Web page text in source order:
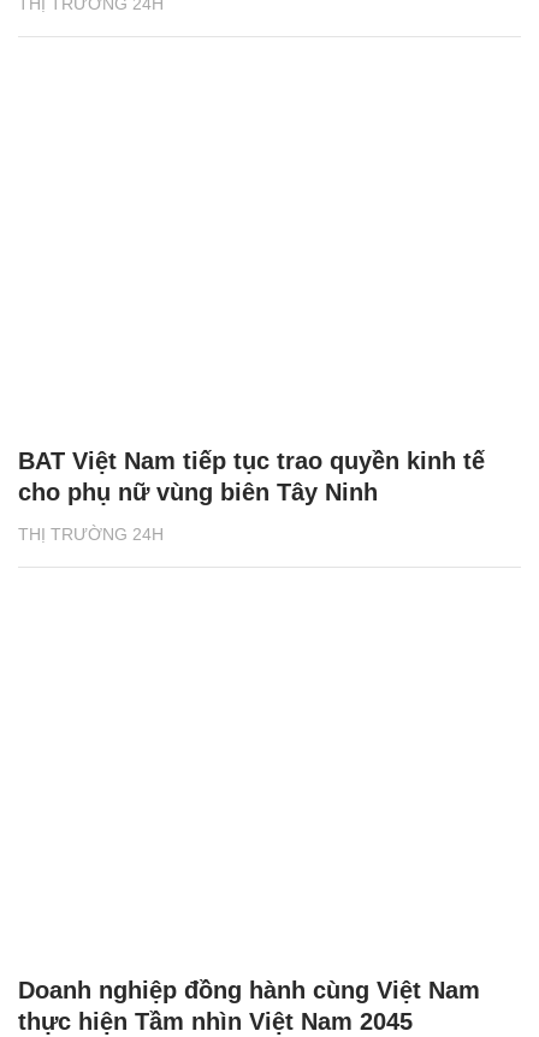
THỊ TRƯỜNG 24H
BAT Việt Nam tiếp tục trao quyền kinh tế
cho phụ nữ vùng biên Tây Ninh
Doanh nghiệp đồng hành cùng Việt Nam
thực hiện Tầm nhìn Việt Nam 2045